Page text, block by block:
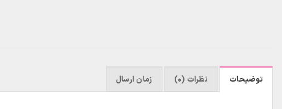
توضیحات نظرات (0) زمان ارسال